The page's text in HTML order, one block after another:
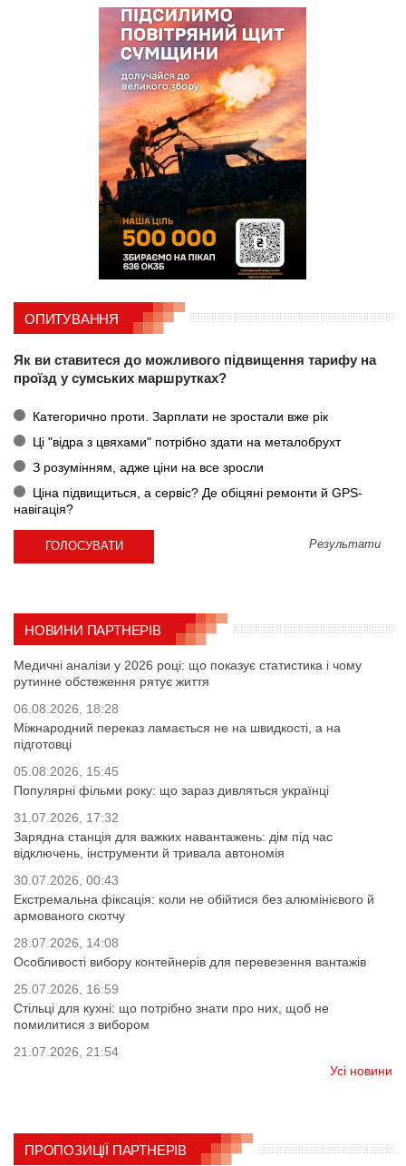
ОПИТУВАННЯ
Як ви ставитеся до можливого підвищення тарифу на
проїзд у сумських маршрутках?
Категорично проти. Зарплати не зростали вже рік
Ці "відра з цвяхами" потрібно здати на металобрухт
З розумінням, адже ціни на все зросли
Ціна підвищиться, а сервіс? Де обіцяні ремонти й GPS-
навігація?
Результати
НОВИНИ ПАРТНЕРІВ
Медичні аналізи у 2026 році: що показує статистика і чому
рутинне обстеження рятує життя
06.08.2026, 18:28
Міжнародний переказ ламається не на швидкості, а на
підготовці
05.08.2026, 15:45
Популярні фільми року: що зараз дивляться українці
31.07.2026, 17:32
Зарядна станція для важких навантажень: дім під час
відключень, інструменти й тривала автономія
30.07.2026, 00:43
Екстремальна фіксація: коли не обійтися без алюмінієвого й
армованого скотчу
28.07.2026, 14:08
Особливості вибору контейнерів для перевезення вантажів
25.07.2026, 16:59
Стільці для кухні: що потрібно знати про них, щоб не
помилитися з вибором
21.07.2026, 21:54
Усі новини
ПРОПОЗИЦІЇ ПАРТНЕРІВ